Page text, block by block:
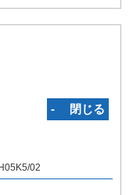
‐ 閉じる
02